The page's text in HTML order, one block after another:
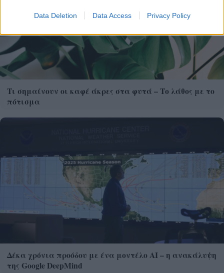
Data Deletion Data Access Privacy Policy
Τι σημαίνουν οι καφέ άκρες στα φυτά – Το λάθος με το
πότισμα
Δέκα χρόνια προόδου με ένα μοντέλο ΑΙ – η ανακάλυψη
της Google DeepMind